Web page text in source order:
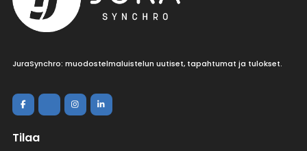
JuraSynchro: muodostelmaluistelun uutiset, tapahtumat ja tulokset.
Tilaa